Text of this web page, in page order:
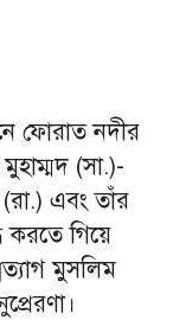
ফোরাত নদীর
(সা.)-
এবং তাঁর
করতে গিয়ে
মুসলিম